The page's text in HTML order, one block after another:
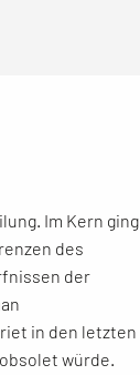
Im Kern ging
des
der
in den letzten
würde.